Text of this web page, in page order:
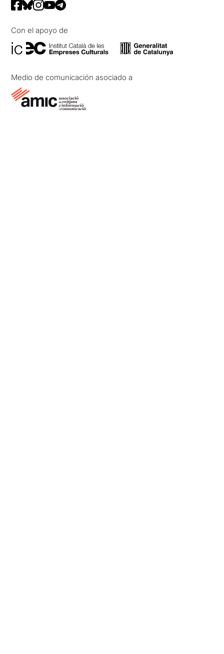
Con el apoyo de
Medio de comunicación asociado a